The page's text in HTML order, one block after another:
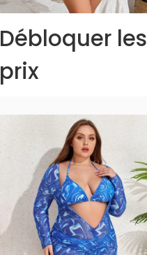
Débloquer les
prix